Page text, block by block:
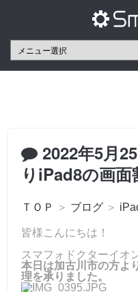
2022年5月
りiPad8の画
ＴＯＰ ＞ ブログ ＞
皆様こんにちは！
スマフォドクターイオ
本日は加古川市の方よ
理を承りました。